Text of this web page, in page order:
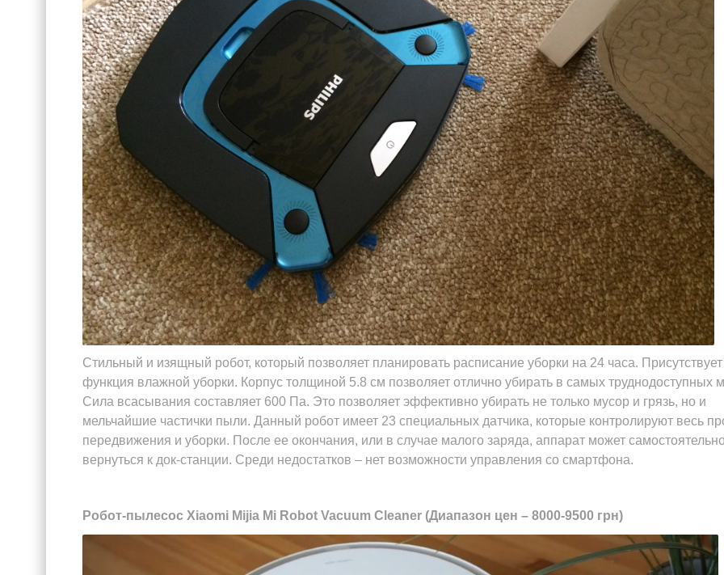
Стильный и изящный робот, который позволяет планировать расписание уборки на 24 часа. Присутствует
функция влажной уборки. Корпус толщиной 5.8 см позволяет отлично убирать в самых труднодоступных
Сила всасывания составляет 600 Па. Это позволяет эффективно убирать не только мусор и грязь, но и
мельчайшие частички пыли. Данный робот имеет 23 специальных датчика, которые контролируют весь
передвижения и уборки. После ее окончания, или в случае малого заряда, аппарат может самостоятельно
вернуться к док-станции. Среди недостатков – нет возможности управления со смартфона.
Робот-пылесос Xiaomi Mijia Mi Robot Vacuum Cleaner (Диапазон цен – 8000-9500 грн)